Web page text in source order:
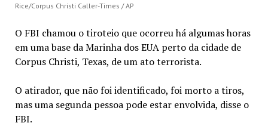
Rice/Corpus Christi Caller-Times / AP
O FBI chamou o tiroteio que ocorreu há algumas horas
em uma base da Marinha dos EUA perto da cidade de
Corpus Christi, Texas, de um ato terrorista.
O atirador, que não foi identificado, foi morto a tiros,
mas uma segunda pessoa pode estar envolvida, disse o
FBI.